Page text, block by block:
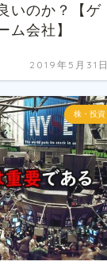
いのか？【ゲ
ム会社】
2019年5月31日
株・投資